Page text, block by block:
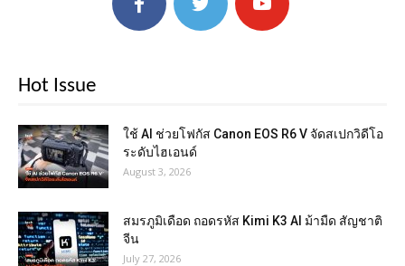
Hot Issue
ใช้ AI ช่วยโฟกัส Canon EOS R6 V จัดสเปกวิดีโอ
ระดับไฮเอนด์
August 3, 2026
สมรภูมิเดือด ถอดรหัส Kimi K3 AI ม้ามืด สัญชาติ
จีน
July 27, 2026